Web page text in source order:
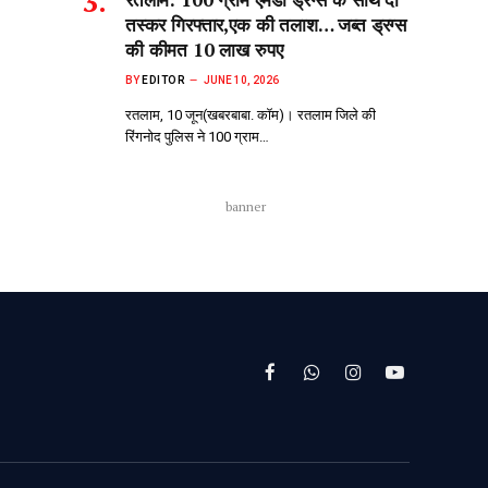
तस्कर गिरफ्तार,एक की तलाश… जब्त ड्रग्स
की कीमत 10 लाख रुपए
BY EDITOR JUNE 10, 2026
रतलाम, 10 जून(खबरबाबा. कॉम)। रतलाम जिले की
रिंगनोद पुलिस ने 100 ग्राम…
banner
FacebookWhatsAppInstagramYouTube